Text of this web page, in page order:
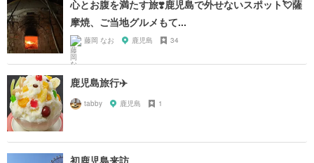
心とお腹を満たす旅❣️鹿児島で外せないスポット💘薩
摩焼、ご当地グルメもて...
藤岡 なお 鹿児島 34
鹿児島旅行✈️
tabby 鹿児島 1
初鹿児島来訪